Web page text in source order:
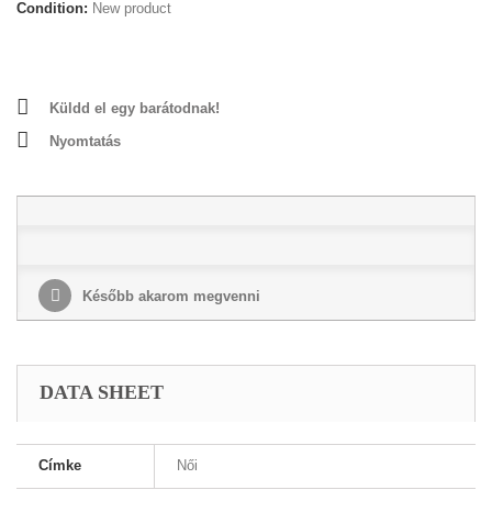
Condition: New product
Küldd el egy barátodnak!
Nyomtatás
Később akarom megvenni
DATA SHEET
Címke Női